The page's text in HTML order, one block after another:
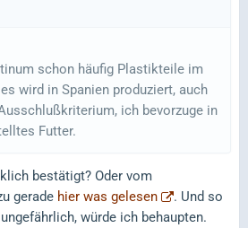
schon häufig Plastikteile im
wird in Spanien produziert, auch
ich bevorzuge in
Futter.
bestätigt? Oder vom
gerade hier was gelesen
. Und so
würde ich behaupten.